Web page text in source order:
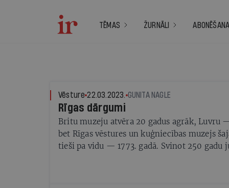
TĒMAS ŽURNĀLI ABONĒŠANA
Vēsture 22.03.2023. GUNITA NAGLE
Rīgas dārgumi
Britu muzeju atvēra 20 gadus agrāk, Luvru
bet Rīgas vēstures un kuģniecības muzejs
tieši pa vidu — 1773. gadā. Svinot 250 gadu